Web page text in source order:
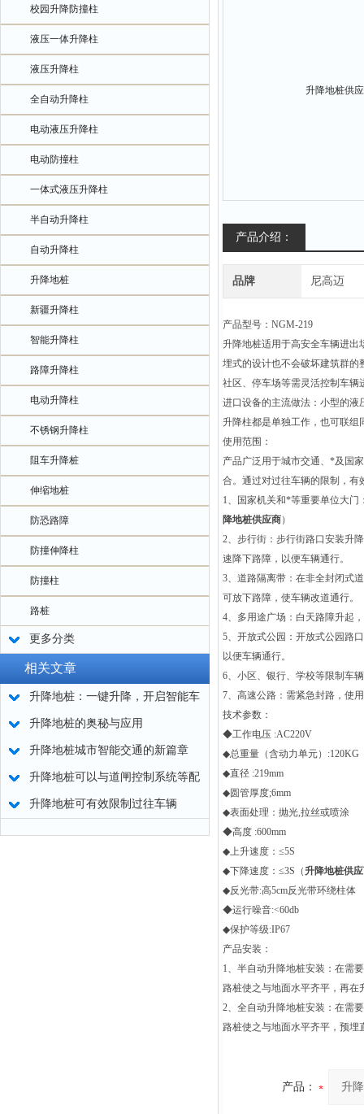
校园升降防撞柱
液压一体升降柱
液压升降柱
全自动升降柱
电动液压升降柱
电动防撞柱
一体式液压升降柱
半自动升降柱
自动升降柱
升降地桩
新疆升降柱
智能升降柱
路障升降柱
电动升降柱
不锈钢升降柱
阻车升降桩
伸缩地桩
防恐路障
防撞伸降柱
防撞柱
路桩
更多分类
相关文章
升降地桩：一键升降，开启智能车
辆管理新时代！
升降地桩的奥秘与应用
升降地桩城市智能交通的新篇章
升降地桩可以与道闸控制系统等配
套使用或者单独使用
升降地桩可有效限制过往车辆
产品介绍：
品牌 尼高迈
产品型号： NGM-219
升降地桩适用于高安全车辆进出
埋式的设计也不会破坏建筑群
社区、停车场等需灵活控制车辆
进口设备的主流做法：小型的液
升降柱都是单独工作，也可联组
使用范围：
产品广泛用于城市交通、*及国
合。通过对过往车辆的限制，有
1、国家机关和*等重要单位大门
降地桩供应商）
2、步行街：步行街路口安装升
速降下路障，以便车辆通行。
3、道路隔离带：在非全封闭式
可放下路障，使车辆改道通行。
4、多用途广场：白天路障升起
5、开放式公园：开放式公园路
以便车辆通行。
6、小区、银行、学校等限制车
7、高速公路：需紧急封路，使
技术参数：
◆工作电压 :AC220V
◆总重量（含动力单元） :120KG
◆直径 :219mm
◆圆管厚度;6mm
◆表面处理：抛光,拉丝或喷涂
◆高度 :600mm
◆上升速度： ≤5S
◆下降速度： ≤3S（升降地桩供
◆反光带:高5cm反光带环绕柱体
◆运行噪音:<60db
◆保护等级:IP67
产品安装：
1、半自动升降地桩安装：在需
路桩使之与地面水平齐平，再在
2、全自动升降地桩安装：在需
路桩使之与地面水平齐平，预埋
产品：